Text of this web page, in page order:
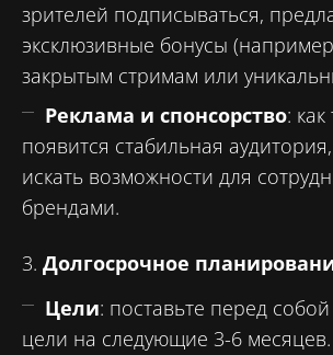
зрителей подписываться,
эксклюзивные бонусы
закрытым стримам или
Реклама и спонсорство:
появится стабильная
искать возможности для
брендами.
3. Долгосрочное
Цели: поставьте перед
цели на следующие 3-6